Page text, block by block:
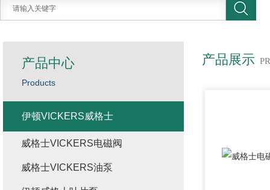
产品展示
产品中心
Products
伊顿VICKERS威格士
威格士VICKERS电磁阀
威格士VICKERS油泵